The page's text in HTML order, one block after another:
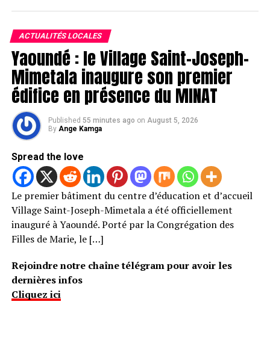
ACTUALITÉS LOCALES
Yaoundé : le Village Saint-Joseph-
Mimetala inaugure son premier
édifice en présence du MINAT
Published 55 minutes ago on August 5, 2026
By Ange Kamga
Spread the love
Le premier bâtiment du centre d’éducation et d’accueil
Village Saint-Joseph-Mimetala a été officiellement
inauguré à Yaoundé. Porté par la Congrégation des
Filles de Marie, le […]
Rejoindre notre chaîne télégram pour avoir les
dernières infos
Cliquez ici